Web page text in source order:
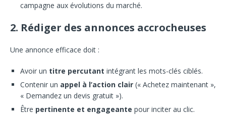
campagne aux évolutions du marché.
2. Rédiger des annonces accrocheuses
Une annonce efficace doit :
Avoir un titre percutant intégrant les mots-clés ciblés.
Contenir un appel à l’action clair (« Achetez maintenant »,
« Demandez un devis gratuit »).
Être pertinente et engageante pour inciter au clic.